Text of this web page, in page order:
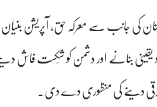
کی جانب سے معرکہ حق، آپریشن
یقینی بنانے اور دشمن کو شِکست فاش
دینے کی منظوری دے دی۔